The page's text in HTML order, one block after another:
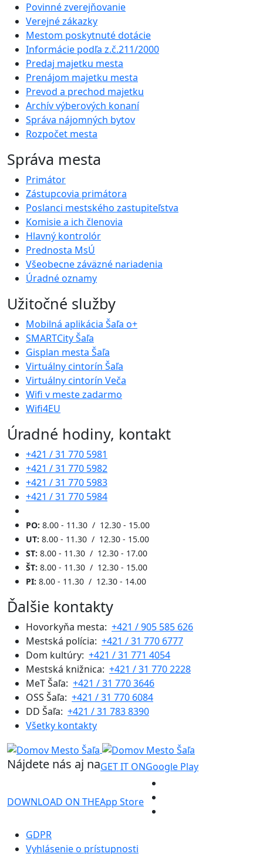
Povinné zverejňovanie
Verejné zákazky
Mestom poskytnuté dotácie
Informácie podľa z.č.211/2000
Predaj majetku mesta
Prenájom majetku mesta
Prevod a prechod majetku
Archív výberových konaní
Správa nájomných bytov
Rozpočet mesta
Správa mesta
Primátor
Zástupcovia primátora
Poslanci mestského zastupiteľstva
Komisie a ich členovia
Hlavný kontrolór
Prednosta MsÚ
Všeobecne záväzné nariadenia
Úradné oznamy
Užitočné služby
Mobilná aplikácia Šaľa o+
SMARTCity Šaľa
Gisplan mesta Šaľa
Virtuálny cintorín Šaľa
Virtuálny cintorín Veča
Wifi v meste zadarmo
Wifi4EU
Úradné hodiny, kontakt
+421 / 31 770 5981
+421 / 31 770 5982
+421 / 31 770 5983
+421 / 31 770 5984
PO: 8.00 - 11.30 / 12.30 - 15.00
UT: 8.00 - 11.30 / 12.30 - 15.00
ST: 8.00 - 11.30 / 12.30 - 17.00
ŠT: 8.00 - 11.30 / 12.30 - 15.00
PI: 8.00 - 11.30 / 12.30 - 14.00
Ďalšie kontakty
Hovorkyňa mesta: +421 / 905 585 626
Mestská polícia: +421 / 31 770 6777
Dom kultúry: +421 / 31 771 4054
Mestská knižnica: +421 / 31 770 2228
MeT Šaľa: +421 / 31 770 3646
OSS Šaľa: +421 / 31 770 6084
DD Šaľa: +421 / 31 783 8390
Všetky kontakty
Nájdete nás aj naGET IT ONGoogle Play
DOWNLOAD ON THEApp Store
GDPR
Vyhlásenie o prístupnosti